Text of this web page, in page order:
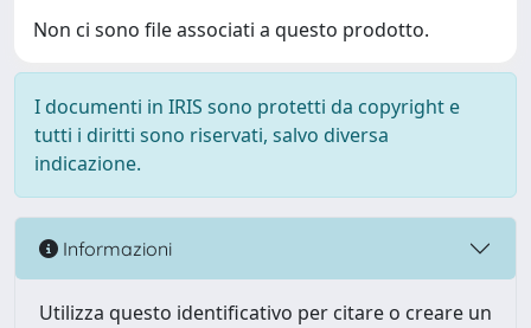
Non ci sono file associati a questo prodotto.
I documenti in IRIS sono protetti da copyright e
tutti i diritti sono riservati, salvo diversa
indicazione.
Informazioni
Utilizza questo identificativo per citare o creare un